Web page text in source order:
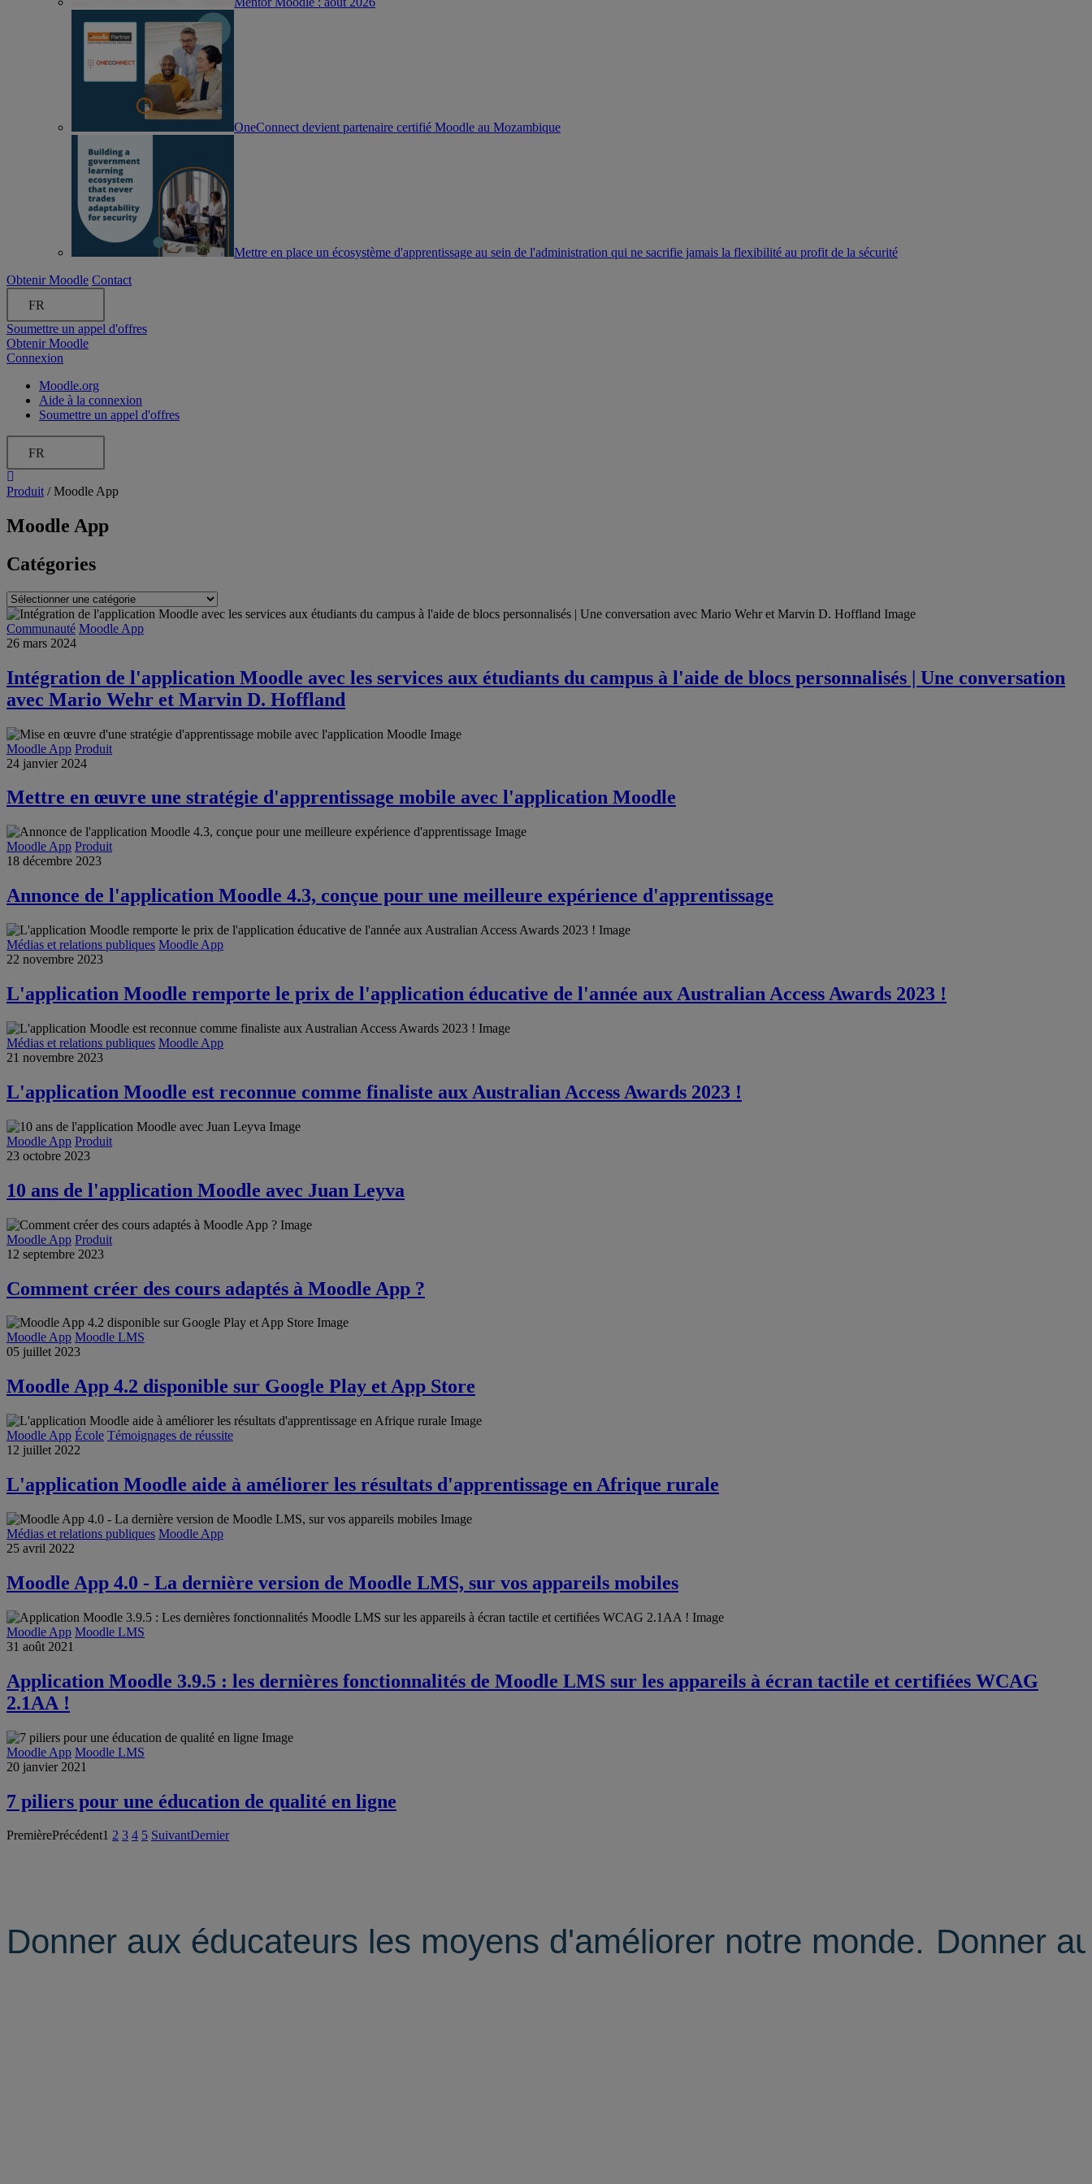
OneConnect devient partenaire certifié Moodle au Mozambique
Mettre en place un écosystème d'apprentissage au sein de l'administration qui ne sacrifie jamais la flexibilité au profit de la sécurité
Obtenir Moodle Contact
FR
Soumettre un appel d'offres
Obtenir Moodle
Connexion
Moodle.org
Aide à la connexion
Soumettre un appel d'offres
FR
Produit /Moodle App
Moodle App
Catégories
Catégories
Communauté Moodle App
26 mars 2024
Intégration de l'application Moodle avec les services aux étudiants du campus à l'aide de blocs personnalisés | Une conversation
avec Mario Wehr et Marvin D. Hoffland
Moodle App Produit
24 janvier 2024
Mettre en œuvre une stratégie d'apprentissage mobile avec l'application Moodle
Moodle App Produit
18 décembre 2023
Annonce de l'application Moodle 4.3, conçue pour une meilleure expérience d'apprentissage
Médias et relations publiques Moodle App
22 novembre 2023
L'application Moodle remporte le prix de l'application éducative de l'année aux Australian Access Awards 2023 !
Médias et relations publiques Moodle App
21 novembre 2023
L'application Moodle est reconnue comme finaliste aux Australian Access Awards 2023 !
Moodle App Produit
23 octobre 2023
10 ans de l'application Moodle avec Juan Leyva
Moodle App Produit
12 septembre 2023
Comment créer des cours adaptés à Moodle App ?
Moodle App Moodle LMS
05 juillet 2023
Moodle App 4.2 disponible sur Google Play et App Store
Moodle App École Témoignages de réussite
12 juillet 2022
L'application Moodle aide à améliorer les résultats d'apprentissage en Afrique rurale
Médias et relations publiques Moodle App
25 avril 2022
Moodle App 4.0 - La dernière version de Moodle LMS, sur vos appareils mobiles
Moodle App Moodle LMS
31 août 2021
Application Moodle 3.9.5 : les dernières fonctionnalités de Moodle LMS sur les appareils à écran tactile et certifiées WCAG
2.1AA !
Moodle App Moodle LMS
20 janvier 2021
7 piliers pour une éducation de qualité en ligne
PremièrePrécédent1 2 3 4 5 SuivantDernier
Donner aux éducateurs les moyens d'améliorer notre monde. Donner